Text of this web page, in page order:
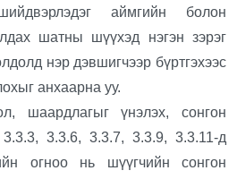
аймгийн болон
шатны шүүхэд нэгэн зэрэг
нэр дэвшигчээр бүртгэхээс
анхаарна уу.
шаардлагыг үнэлэх, сонгон
3.3.6, 3.3.7, 3.3.9, 3.3.11-д
огноо нь шүүгчийн сонгон